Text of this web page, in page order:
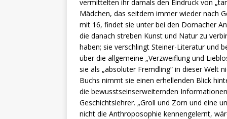
vermittelten ihr damals den Eindruck von
Mädchen, das seitdem immer wieder nach
mit 16, findet sie unter bei den Dornacher
die danach streben Kunst und Natur zu
haben; sie verschlingt Steiner-Literatur und
über die allgemeine „Verzweiflung und
sie als „absoluter Fremdling“ in dieser Welt
Buchs nimmt sie einen erhellenden Blick
die bewusstseinserweiternden
Geschichtslehrer. „Groll und Zorn und eine
nicht die Anthroposophie kennengelernt,